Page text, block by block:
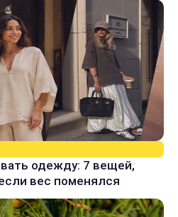
одежду: 7 вещей,
вес поменялся